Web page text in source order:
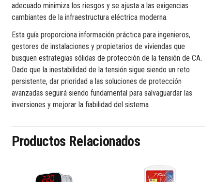
adecuado minimiza los riesgos y se ajusta a las exigencias
cambiantes de la infraestructura eléctrica moderna.
Esta guía proporciona información práctica para ingenieros,
gestores de instalaciones y propietarios de viviendas que
busquen estrategias sólidas de protección de la tensión de CA.
Dado que la inestabilidad de la tensión sigue siendo un reto
persistente, dar prioridad a las soluciones de protección
avanzadas seguirá siendo fundamental para salvaguardar las
inversiones y mejorar la fiabilidad del sistema.
Productos Relacionados